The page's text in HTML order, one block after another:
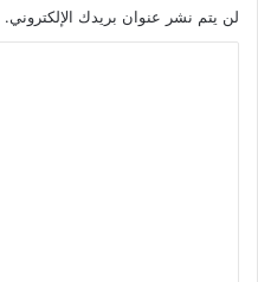
لن يتم نشر عنوان بريدك الإلكتروني.